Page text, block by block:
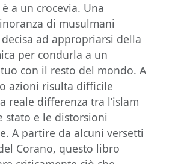
a un crocevia. Una
di musulmani
ad appropriarsi della
per condurla a un
con il resto del mondo. A
azioni risulta difficile
reale differenza tra l’islam
stato e le distorsioni
A partire da alcuni versetti
Corano, questo libro